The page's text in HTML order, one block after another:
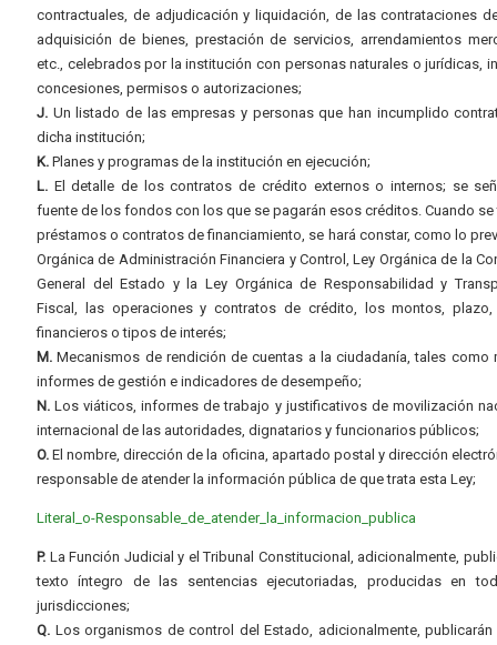
contractuales, de adjudicación y liquidación, de las contrataciones
adquisición de bienes, prestación de servicios, arrendamientos
etc., celebrados por la institución con personas naturales o jurídicas,
concesiones, permisos o autorizaciones;
J. Un listado de las empresas y personas que han incumplido
dicha institución;
K. Planes y programas de la institución en ejecución;
L. El detalle de los contratos de crédito externos o internos; se
fuente de los fondos con los que se pagarán esos créditos. Cuando se
préstamos o contratos de financiamiento, se hará constar, como lo
Orgánica de Administración Financiera y Control, Ley Orgánica de la
General del Estado y la Ley Orgánica de Responsabilidad y
Fiscal, las operaciones y contratos de crédito, los montos,
financieros o tipos de interés;
M. Mecanismos de rendición de cuentas a la ciudadanía, tales como
informes de gestión e indicadores de desempeño;
N. Los viáticos, informes de trabajo y justificativos de movilización
internacional de las autoridades, dignatarios y funcionarios públicos;
O. El nombre, dirección de la oficina, apartado postal y dirección
responsable de atender la información pública de que trata esta Ley;
Literal_o-Responsable_de_atender_la_informacion_publica
P. La Función Judicial y el Tribunal Constitucional, adicionalmente,
texto íntegro de las sentencias ejecutoriadas, producidas en
jurisdicciones;
Q. Los organismos de control del Estado, adicionalmente, publicarán